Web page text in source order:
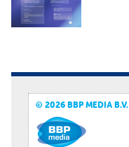
© 2026 BBP MEDIA B.V.